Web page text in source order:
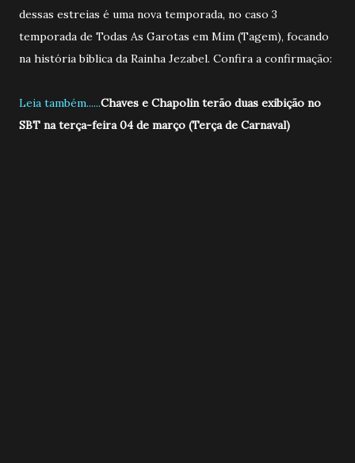
dessas estreias é uma nova temporada, no caso 3
temporada de Todas As Garotas em Mim (Tagem), focando
na história bíblica da Rainha Jezabel. Confira a confirmação:
Leia também......Chaves e Chapolin terão duas exibição no
SBT na terça-feira 04 de março (Terça de Carnaval)